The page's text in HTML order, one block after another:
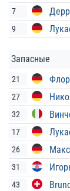
7
9
Запасные
21
27
32
17
26
31
43